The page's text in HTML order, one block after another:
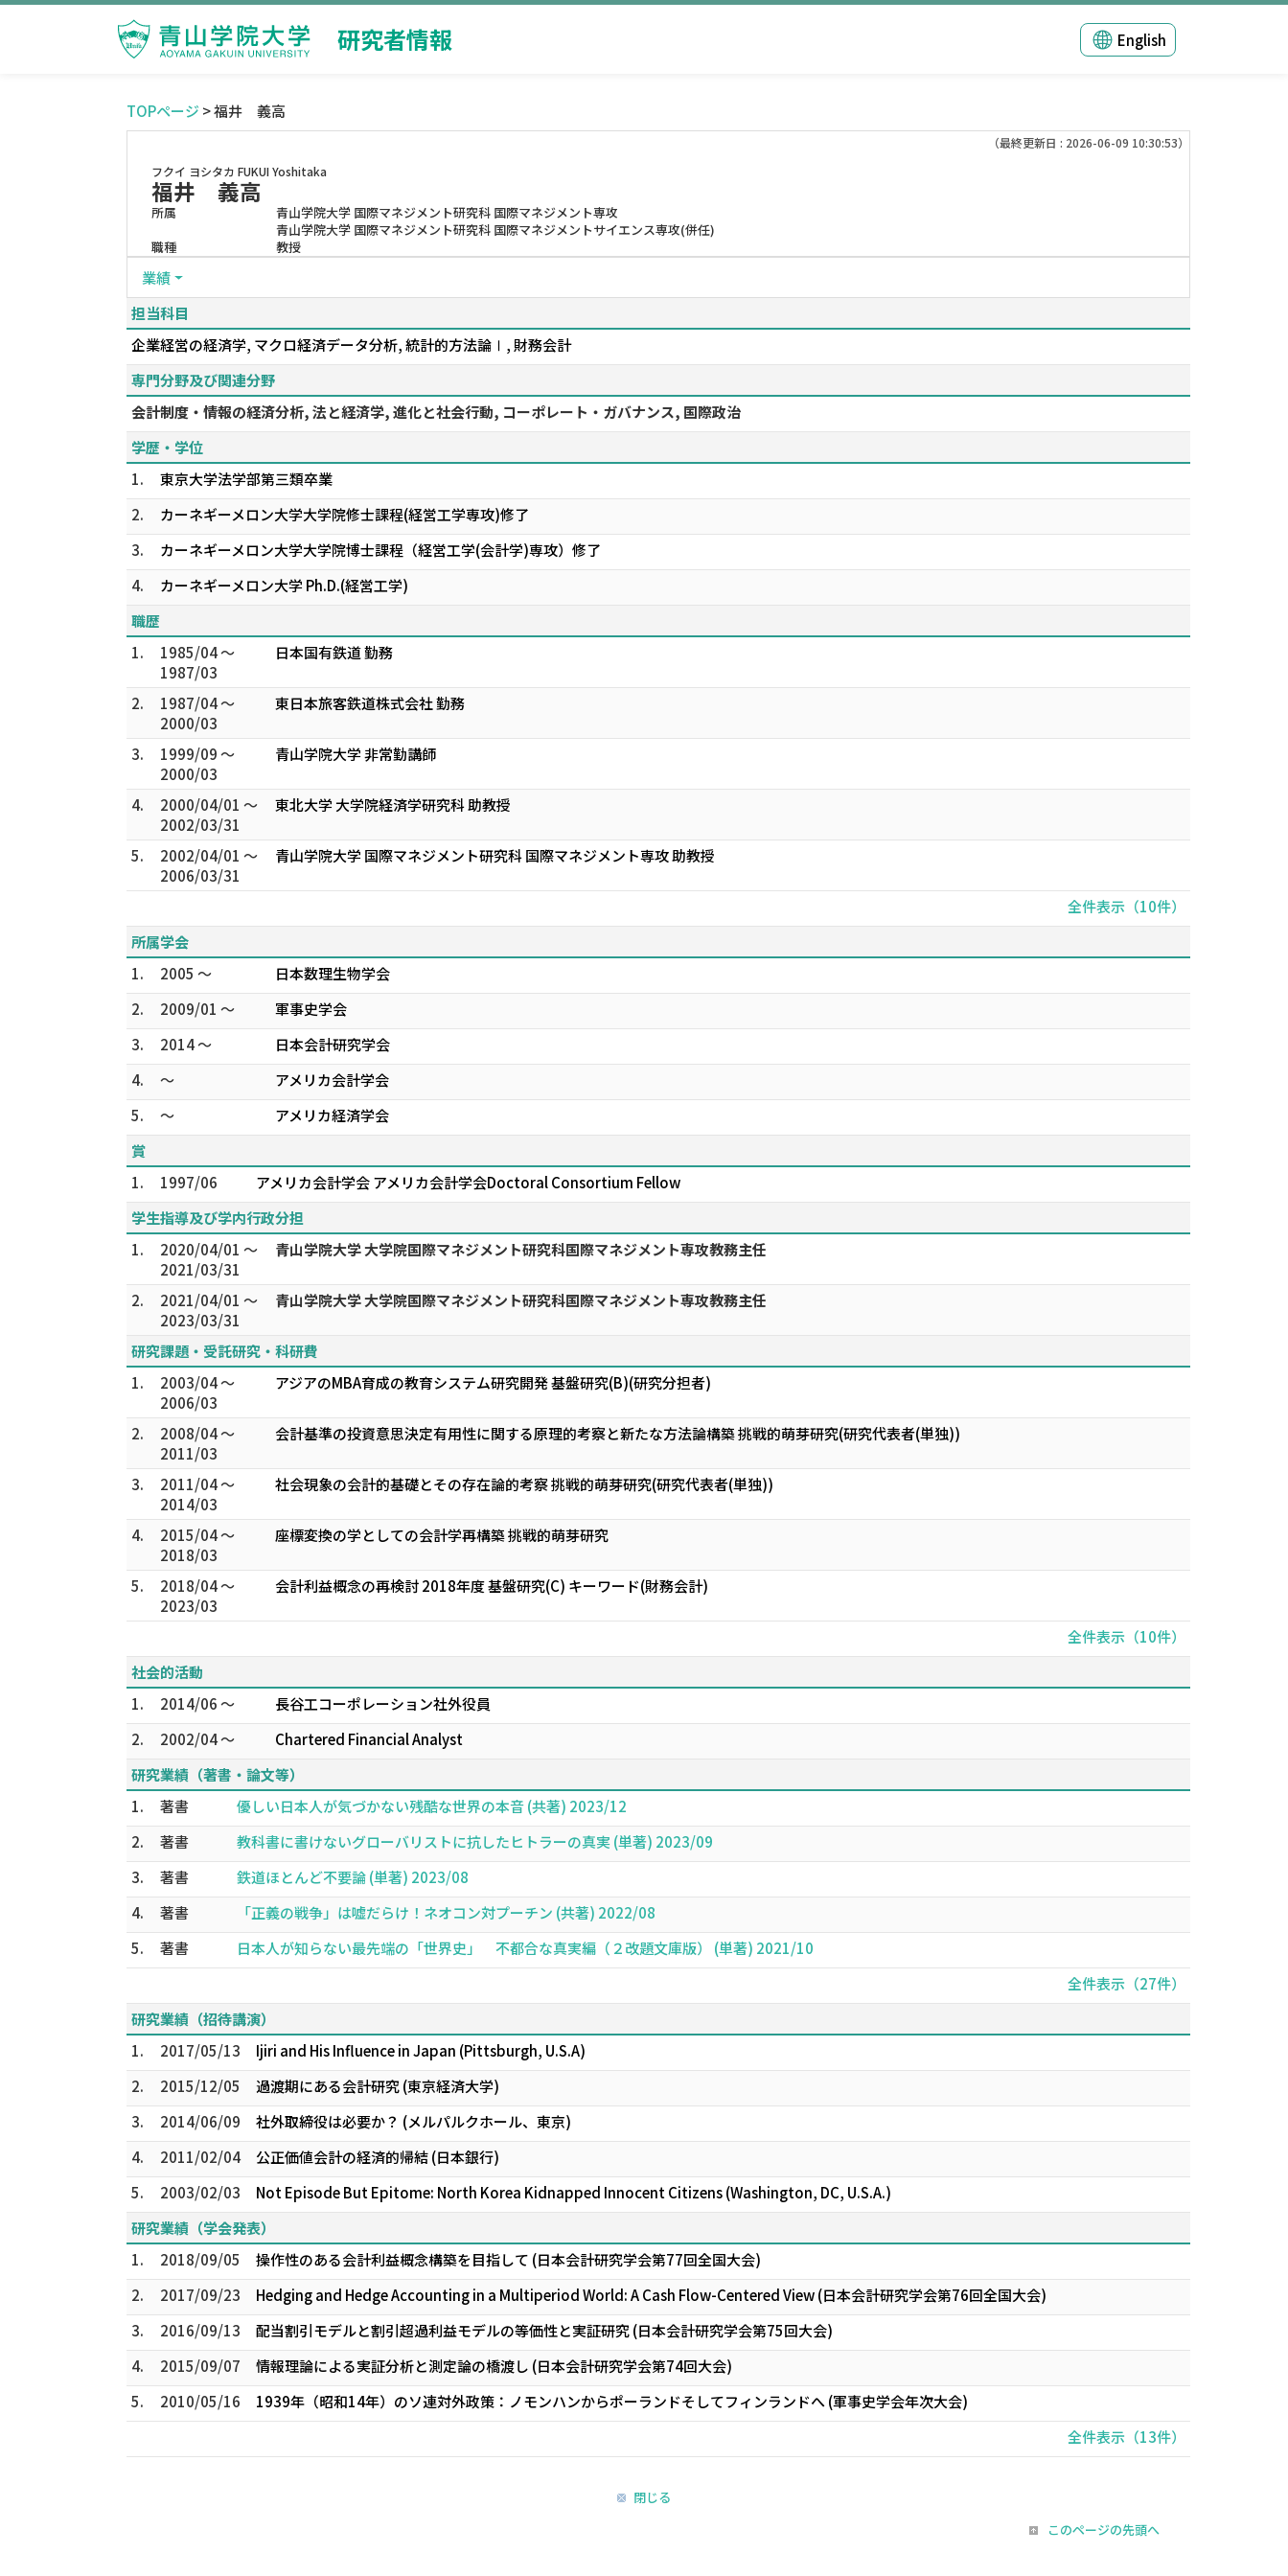
研究者情報 English
TOPページ > 福井 義高
（最終更新日 : 2026-06-09 10:30:53）
フクイ ヨシタカ FUKUI Yoshitaka
福井 義高
所属
青山学院大学 国際マネジメント研究科 国際マネジメント専攻
青山学院大学 国際マネジメント研究科 国際マネジメントサイエンス専攻(併任)
職種
教授
業績
担当科目
企業経営の経済学, マクロ経済データ分析, 統計的方法論Ⅰ, 財務会計
専門分野及び関連分野
会計制度・情報の経済分析, 法と経済学, 進化と社会行動, コーポレート・ガバナンス, 国際政治
学歴・学位
1.
東京大学法学部第三類卒業
2.
カーネギーメロン大学大学院修士課程(経営工学専攻)修了
3.
カーネギーメロン大学大学院博士課程（経営工学(会計学)専攻）修了
4.
カーネギーメロン大学 Ph.D.(経営工学)
職歴
1.
1985/04 ～
1987/03
日本国有鉄道 勤務
2.
1987/04 ～
2000/03
東日本旅客鉄道株式会社 勤務
3.
1999/09 ～
2000/03
青山学院大学 非常勤講師
4.
2000/04/01 ～
2002/03/31
東北大学 大学院経済学研究科 助教授
5.
2002/04/01 ～
2006/03/31
青山学院大学 国際マネジメント研究科 国際マネジメント専攻 助教授
全件表示（10件）
所属学会
1.
2005 ～
日本数理生物学会
2.
2009/01 ～
軍事史学会
3.
2014 ～
日本会計研究学会
4.
～
アメリカ会計学会
5.
～
アメリカ経済学会
賞
1.
1997/06
アメリカ会計学会 アメリカ会計学会Doctoral Consortium Fellow
学生指導及び学内行政分担
1.
2020/04/01 ～
2021/03/31
青山学院大学 大学院国際マネジメント研究科国際マネジメント専攻教務主任
2.
2021/04/01 ～
2023/03/31
青山学院大学 大学院国際マネジメント研究科国際マネジメント専攻教務主任
研究課題・受託研究・科研費
1.
2003/04 ～
2006/03
アジアのMBA育成の教育システム研究開発 基盤研究(B)(研究分担者)
2.
2008/04 ～
2011/03
会計基準の投資意思決定有用性に関する原理的考察と新たな方法論構築 挑戦的萌芽研究(研究代表者(単独))
3.
2011/04 ～
2014/03
社会現象の会計的基礎とその存在論的考察 挑戦的萌芽研究(研究代表者(単独))
4.
2015/04 ～
2018/03
座標変換の学としての会計学再構築 挑戦的萌芽研究
5.
2018/04 ～
2023/03
会計利益概念の再検討 2018年度 基盤研究(C) キーワード(財務会計)
全件表示（10件）
社会的活動
1.
2014/06 ～
長谷工コーポレーション社外役員
2.
2002/04 ～
Chartered Financial Analyst
研究業績（著書・論文等）
1.
著書
優しい日本人が気づかない残酷な世界の本音 (共著) 2023/12
2.
著書
教科書に書けないグローバリストに抗したヒトラーの真実 (単著) 2023/09
3.
著書
鉄道ほとんど不要論 (単著) 2023/08
4.
著書
「正義の戦争」は嘘だらけ！ネオコン対プーチン (共著) 2022/08
5.
著書
日本人が知らない最先端の「世界史」 不都合な真実編（２改題文庫版） (単著) 2021/10
全件表示（27件）
研究業績（招待講演）
1.
2017/05/13
Ijiri and His Influence in Japan (Pittsburgh, U.S.A)
2.
2015/12/05
過渡期にある会計研究 (東京経済大学)
3.
2014/06/09
社外取締役は必要か？ (メルパルクホール、東京)
4.
2011/02/04
公正価値会計の経済的帰結 (日本銀行)
5.
2003/02/03
Not Episode But Epitome: North Korea Kidnapped Innocent Citizens (Washington, DC, U.S.A.)
研究業績（学会発表）
1.
2018/09/05
操作性のある会計利益概念構築を目指して (日本会計研究学会第77回全国大会)
2.
2017/09/23
Hedging and Hedge Accounting in a Multiperiod World: A Cash Flow-Centered View (日本会計研究学会第76回全国大会)
3.
2016/09/13
配当割引モデルと割引超過利益モデルの等価性と実証研究 (日本会計研究学会第75回大会)
4.
2015/09/07
情報理論による実証分析と測定論の橋渡し (日本会計研究学会第74回大会)
5.
2010/05/16
1939年（昭和14年）のソ連対外政策：ノモンハンからポーランドそしてフィンランドへ (軍事史学会年次大会)
全件表示（13件）
閉じる
このページの先頭へ